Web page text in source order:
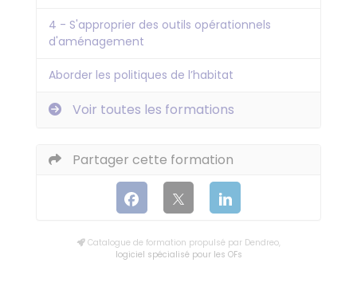
4 - S'approprier des outils opérationnels
d'aménagement
Aborder les politiques de l’habitat
Voir toutes les formations
Partager cette formation
Catalogue de formation propulsé par Dendreo,
logiciel spécialisé pour les OFs